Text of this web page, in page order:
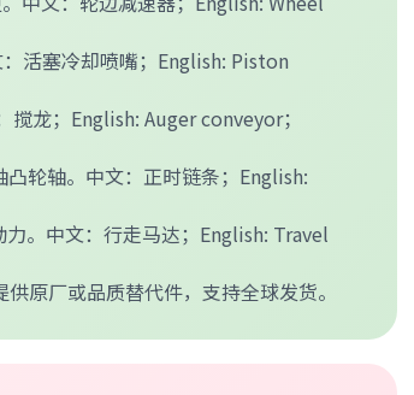
活塞冷却喷嘴；English: Piston
龙；English: Auger conveyor；
轮轴。中文：正时链条；English:
。中文：行走马达；English: Travel
原厂或品质替代件，支持全球发货。